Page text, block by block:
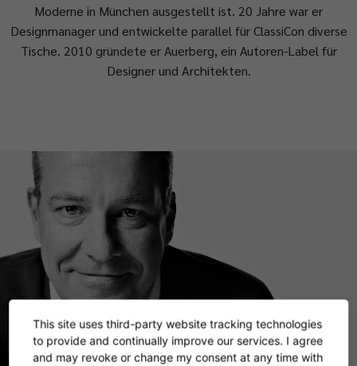
Moderne in München ausgestellt ist. 20 Jahre war er
Designmanager und entwickelte parallel für ClassiCon diverse
Tische. 2010 gründete er Auerberg, ein Autoren-Label für
Designer und Architekten.
This site uses third-party website tracking technologies
to provide and continually improve our services. I agree
and may revoke or change my consent at any time with